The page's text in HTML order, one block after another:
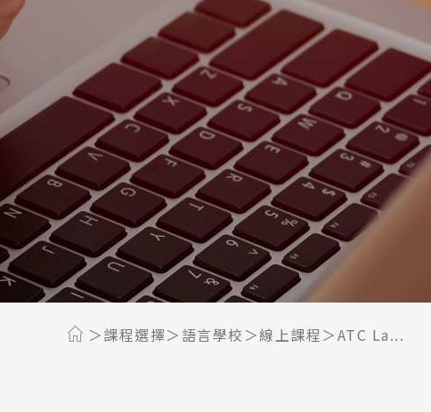
知識庫
關於簽證
生活資訊
跟著遊學大使看世界
學習要領
工作規範
生涯規劃
課程選擇 語言學校 線上課程 ATC La...